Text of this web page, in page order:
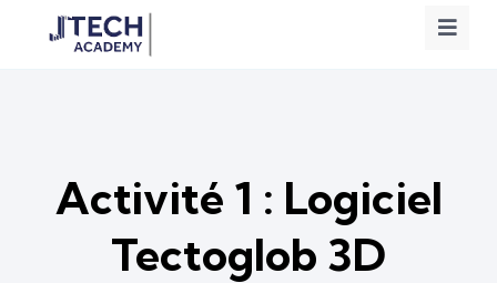
Activité 1 : Logiciel
Tectoglob 3D